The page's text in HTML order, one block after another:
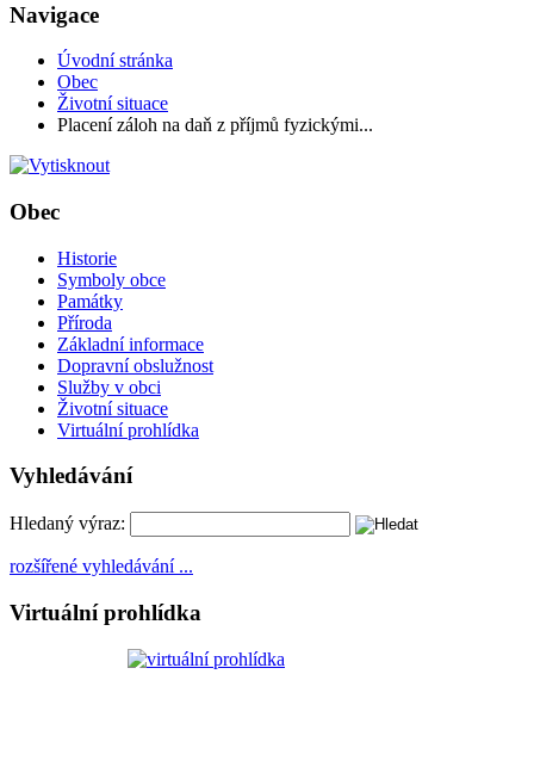
Navigace
Úvodní stránka
Obec
Životní situace
Placení záloh na daň z příjmů fyzickými...
Obec
Historie
Symboly obce
Památky
Příroda
Základní informace
Dopravní obslužnost
Služby v obci
Životní situace
Virtuální prohlídka
Vyhledávání
Hledaný výraz:
rozšířené vyhledávání ...
Virtuální prohlídka